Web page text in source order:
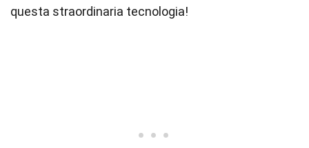
questa straordinaria tecnologia!